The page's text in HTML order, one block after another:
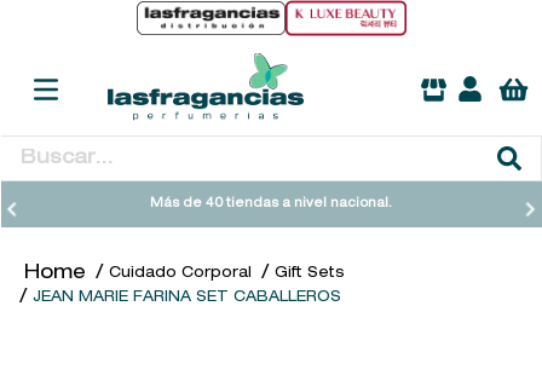
Buscar...
Más de 40 tiendas a nivel nacional.
Cuidado Corporal
Gift Sets
JEAN MARIE FARINA SET CABALLEROS
TÉRMINOS MÁS BUSCADOS
2 .
sol ipanema